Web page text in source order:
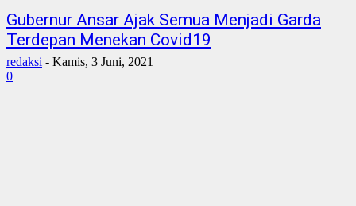
Gubernur Ansar Ajak Semua Menjadi Garda
Terdepan Menekan Covid19
redaksi - Kamis, 3 Juni, 2021
0